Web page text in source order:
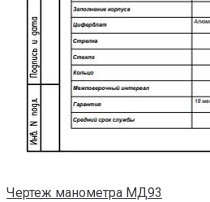
Чертеж манометра МД93